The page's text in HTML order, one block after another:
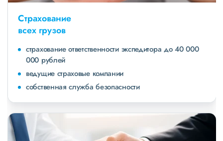
Страхование
всех грузов
страхование ответственности экспедитора до 40 000
000 рублей
ведущие страховые компании
собственная служба безопасности